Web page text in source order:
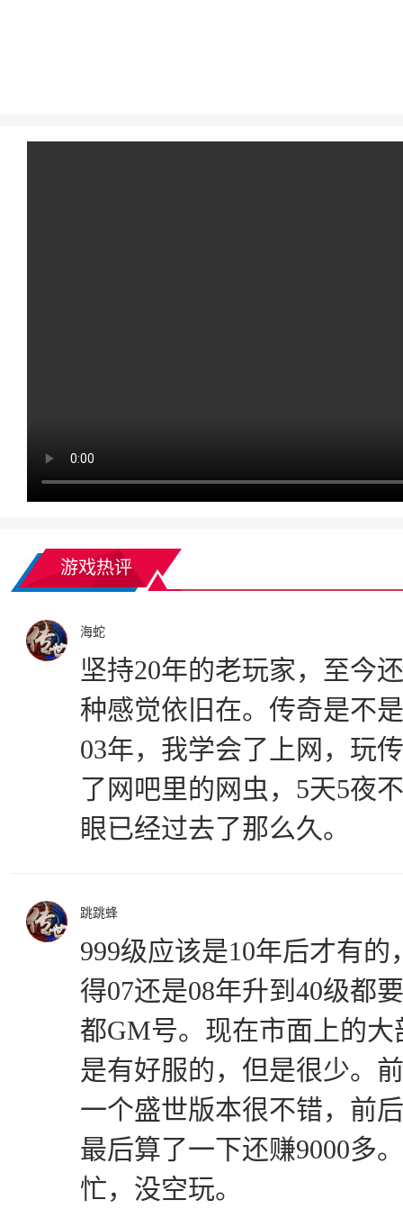
游戏热评
海蛇
坚持20年的老玩家，至今
种感觉依旧在。传奇是不
03年，我学会了上网，玩
了网吧里的网虫，5天5夜
眼已经过去了那么久。
跳跳蜂
999级应该是10年后才有
得07还是08年升到40级都
都GM号。现在市面上的
是有好服的，但是很少。
一个盛世版本很不错，前
最后算了一下还赚9000多
忙，没空玩。